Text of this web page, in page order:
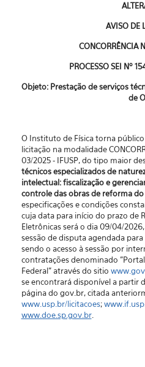
AVISO DE
CONCORRÊNCIA
PROCESSO SEI Nº
Objeto: Prestação de serviços
de
O Instituto de Física torna
licitação na modalidade
03/2025 - IFUSP, do tipo maior
técnicos especializados de
intelectual: fiscalização e
controle das obras de reforma
especificações e condições
cuja data para início do prazo de
Eletrônicas será o dia 09/04/
sessão de disputa agendada
sendo o acesso à sessão por
contratações denominado
Federal” através do sitio
se encontrará disponível a partir
página do gov.br, citada
www.usp.br/licitacoes;
www.doe.sp.gov.br.